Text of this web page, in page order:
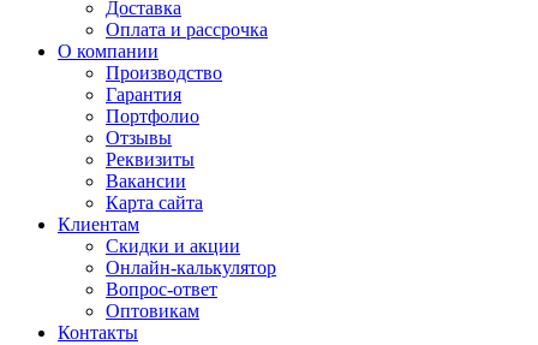
Доставка
Оплата и рассрочка
О компании
Производство
Гарантия
Портфолио
Отзывы
Реквизиты
Вакансии
Карта сайта
Клиентам
Скидки и акции
Онлайн-калькулятор
Вопрос-ответ
Оптовикам
Контакты